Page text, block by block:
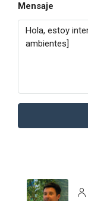
Mensaje